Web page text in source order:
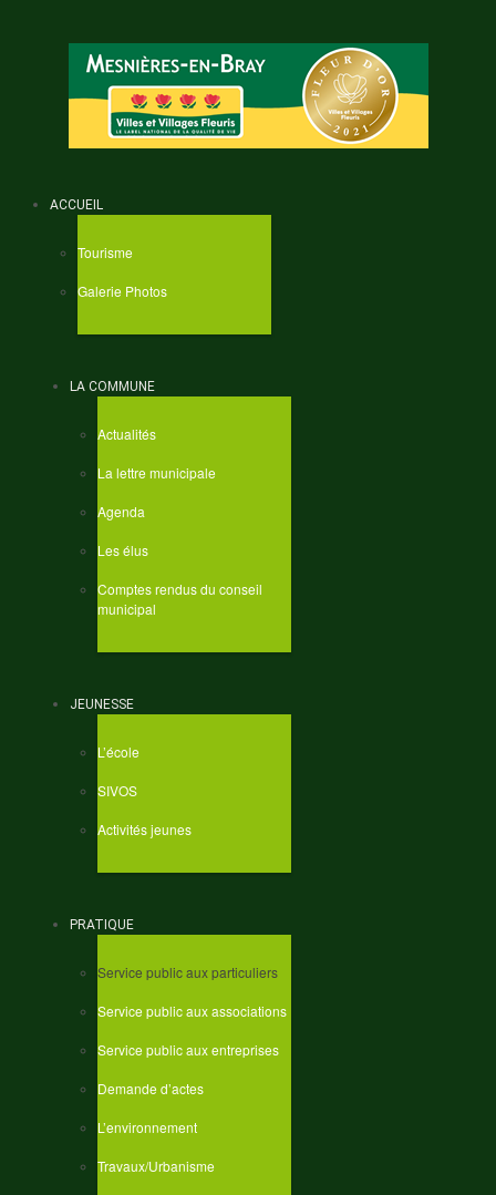
ACCUEIL
Tourisme
Galerie Photos
LA COMMUNE
Actualités
La lettre municipale
Agenda
Les élus
Comptes rendus du conseil
municipal
JEUNESSE
L’école
SIVOS
Activités jeunes
PRATIQUE
Service public aux particuliers
Service public aux associations
Service public aux entreprises
Demande d’actes
L’environnement
Travaux/Urbanisme